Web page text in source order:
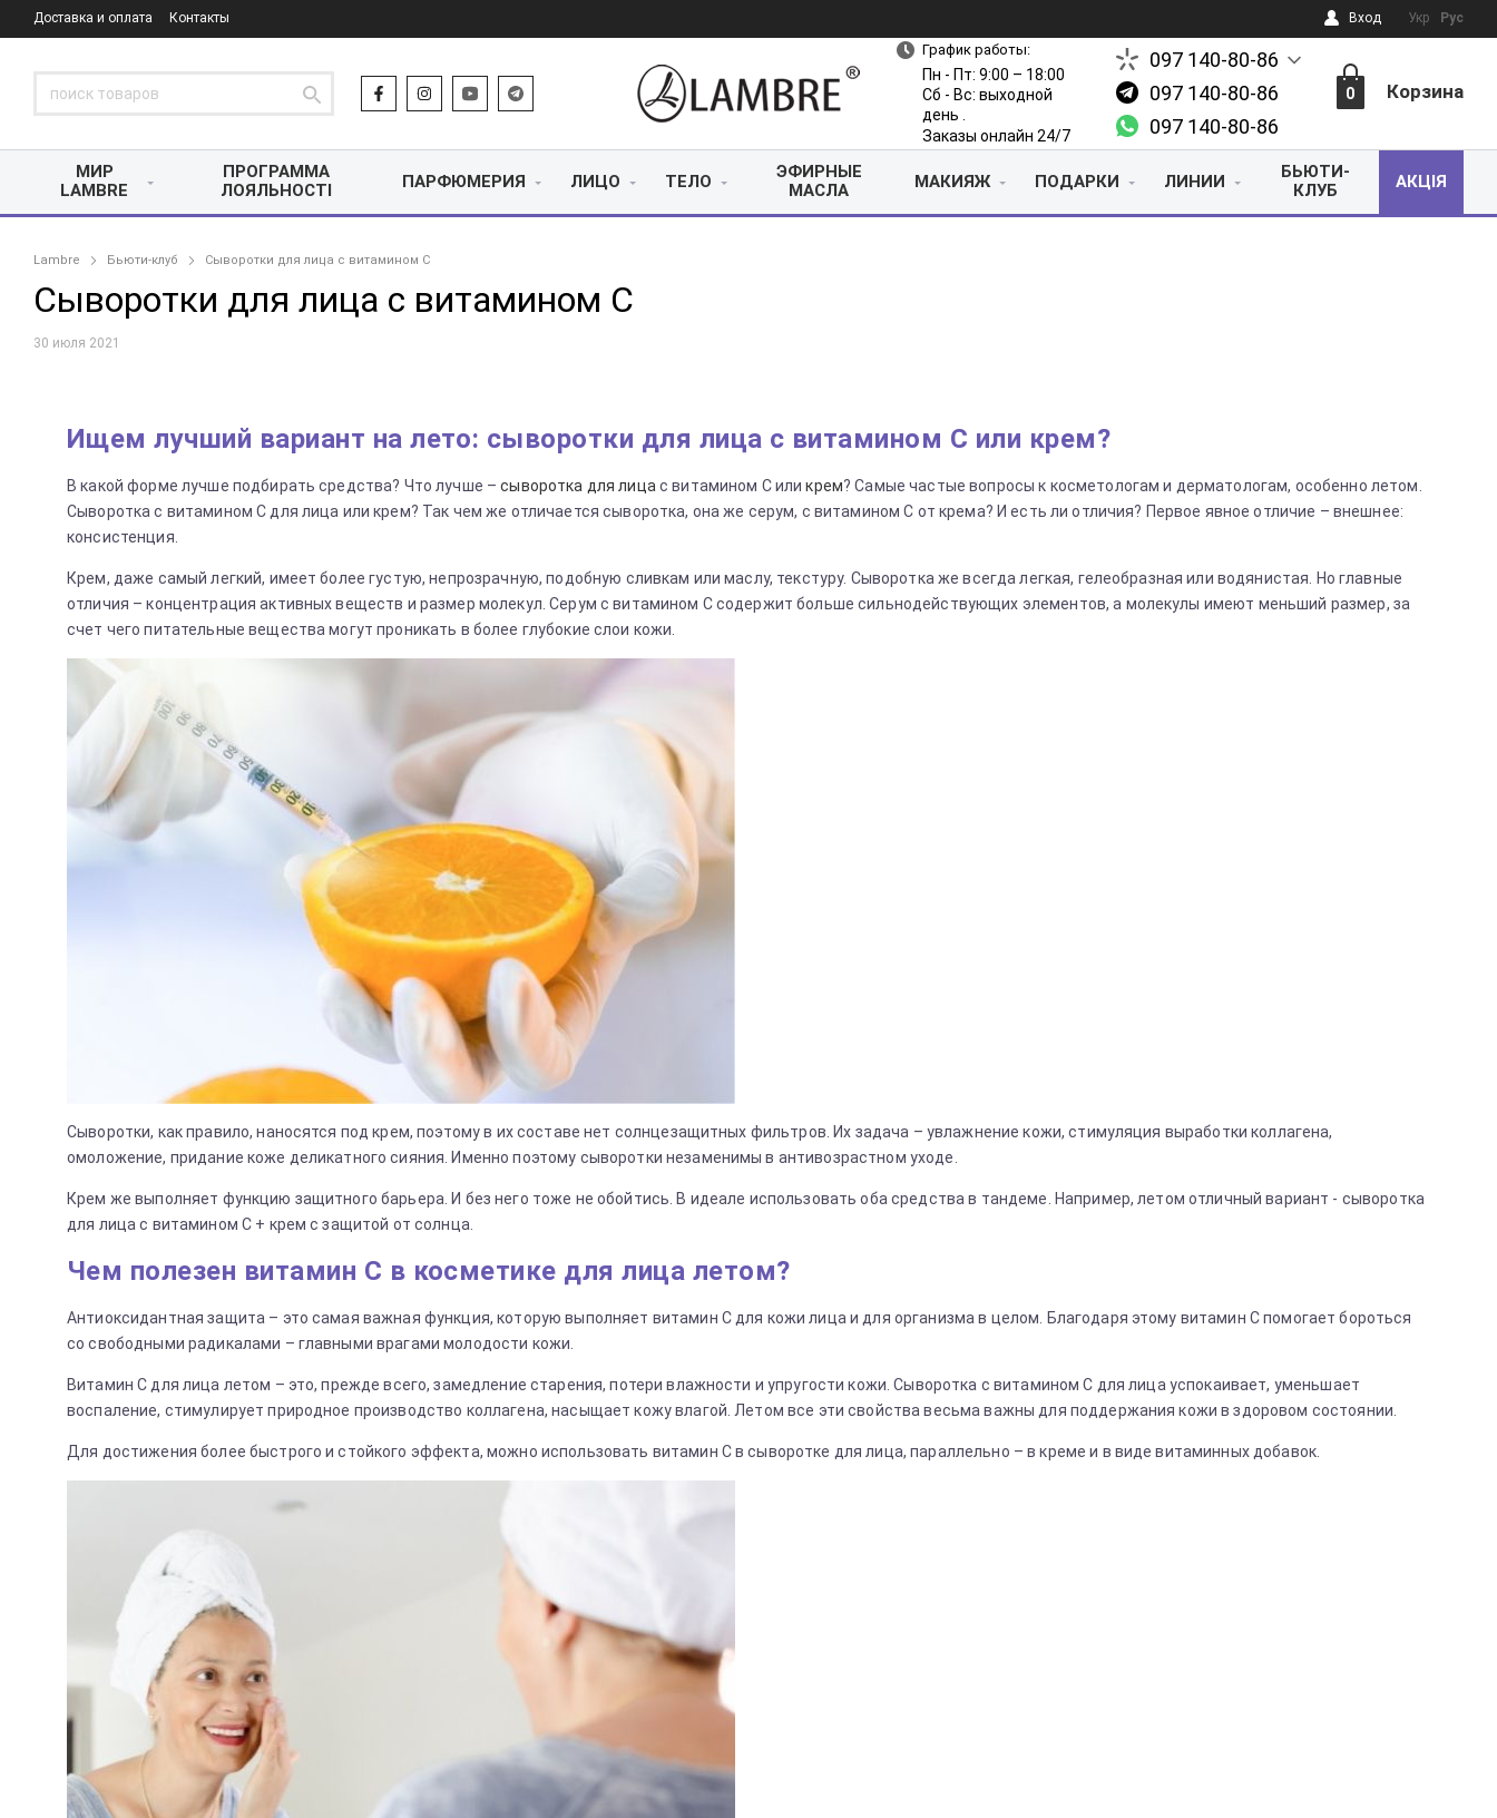
Доставка и оплата Контакты Вход Укр Рус
График работы:
Пн - Пт: 9:00 – 18:00
Сб - Вс: выходной
день .
Заказы онлайн 24/7
097 140-80-86
097 140-80-86
097 140-80-86
0 Корзина
МИР
LAMBRE
ПРОГРАММА
ЛОЯЛЬНОСТІ
ПАРФЮМЕРИЯ ЛИЦО ТЕЛО
ЭФИРНЫЕ
МАСЛА
МАКИЯЖ ПОДАРКИ ЛИНИИ
БЬЮТИ-
КЛУБ
АКЦІЯ
Lambre Бьюти-клуб Сыворотки для лица с витамином С
Сыворотки для лица с витамином С
30 июля 2021
Ищем лучший вариант на лето: сыворотки для лица с витамином С или крем?
В какой форме лучше подбирать средства? Что лучше –сыворотка для лицас витамином С иликрем? Самые частые вопросы к косметологам и дерматологам, особенно летом.
Сыворотка с витамином С для лица или крем? Так чем же отличается сыворотка, она же серум, с витамином С от крема? И есть ли отличия? Первое явное отличие – внешнее:
консистенция.
Крем, даже самый легкий, имеет более густую, непрозрачную, подобную сливкам или маслу, текстуру. Сыворотка же всегда легкая, гелеобразная или водянистая. Но главные
отличия – концентрация активных веществ и размер молекул. Серум с витамином С содержит больше сильнодействующих элементов, а молекулы имеют меньший размер, за
счет чего питательные вещества могут проникать в более глубокие слои кожи.
Сыворотки, как правило, наносятся под крем, поэтому в их составе нет солнцезащитных фильтров. Их задача – увлажнение кожи, стимуляция выработки коллагена,
омоложение, придание коже деликатного сияния. Именно поэтому сыворотки незаменимы в антивозрастном уходе.
Крем же выполняет функцию защитного барьера. И без него тоже не обойтись. В идеале использовать оба средства в тандеме. Например, летом отличный вариант - сыворотка
для лица с витамином С + крем с защитой от солнца.
Чем полезен витамин С в косметике для лица летом?
Антиоксидантная защита – это самая важная функция, которую выполняет витамин С для кожи лица и для организма в целом. Благодаря этому витамин С помогает бороться
со свободными радикалами – главными врагами молодости кожи.
Витамин С для лица летом – это, прежде всего, замедление старения, потери влажности и упругости кожи. Сыворотка с витамином С для лица успокаивает, уменьшает
воспаление, стимулирует природное производство коллагена, насыщает кожу влагой. Летом все эти свойства весьма важны для поддержания кожи в здоровом состоянии.
Для достижения более быстрого и стойкого эффекта, можно использовать витамин С в сыворотке для лица, параллельно – в креме и в виде витаминных добавок.